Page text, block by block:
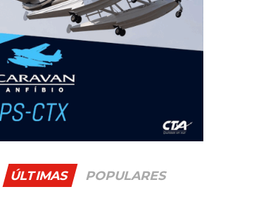
ÚLTIMAS POPULARES